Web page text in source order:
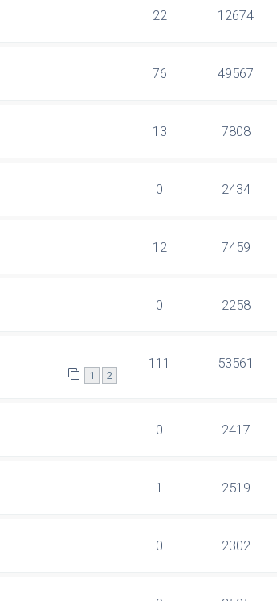
22 12674
76 49567
13 7808
0 2434
12 7459
0 2258
1 2
111 53561
0 2417
1 2519
0 2302